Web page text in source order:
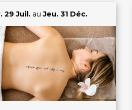
29 Juil. auJeu. 31 Déc.